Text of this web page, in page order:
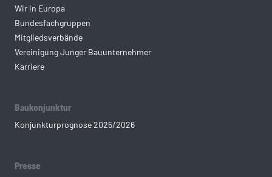
Wir in Europa
Bundesfachgruppen
Mitgliedsverbände
Vereinigung Junger Bauunternehmer
Karriere
Baukonjunktur
Konjunkturprognose 2025/2026
Presse